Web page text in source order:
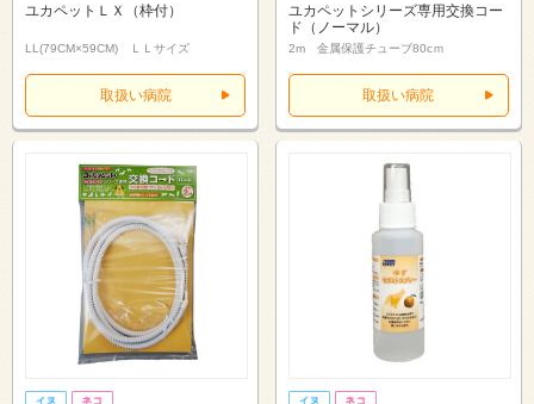
ユカペットＬＸ（枠付）
LL(79CM×59CM) ＬＬサイズ
取扱い病院
ユカペットシリーズ専用交換コー
ド（ノーマル）
2m 金属保護チューブ80cｍ
取扱い病院